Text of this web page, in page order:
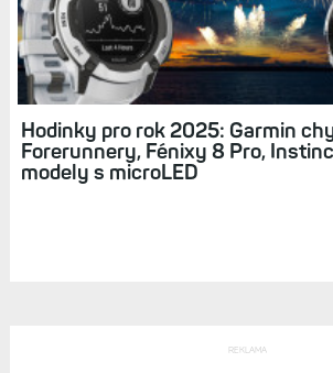
Hodinky Instinct 3 na spadnutí.